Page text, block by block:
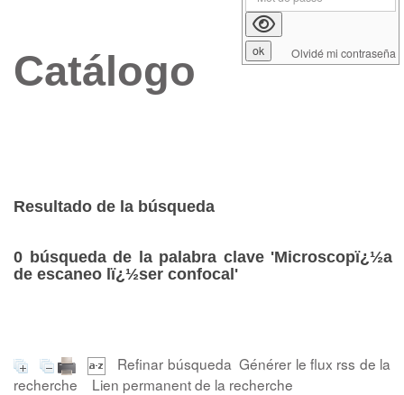
Catálogo
Resultado de la búsqueda
0 búsqueda de la palabra clave 'Microscopï¿½a
de escaneo lï¿½ser confocal'
Refinar búsqueda Générer le flux rss de la
recherche
Lien permanent de la recherche
Olvidé mi contraseña